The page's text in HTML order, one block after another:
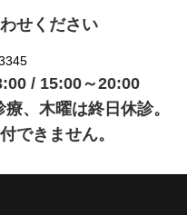
せください
/ 15:00～20:00
、木曜は終日休診。
できません。